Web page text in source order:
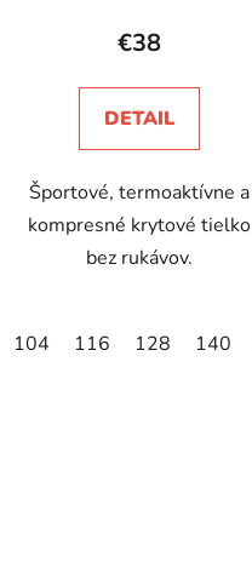
€38
DETAIL
Športové, termoaktívne a
kompresné krytové tielko
bez rukávov.
104 116 128 140